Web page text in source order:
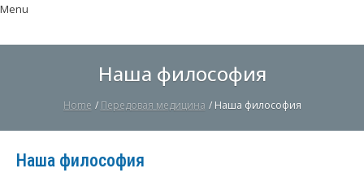
Наша философия
Home / Передовая медицина / Наша философия
Наша философия
Menu